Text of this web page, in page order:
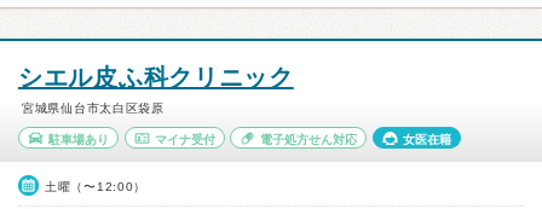
シエル皮ふ科クリニック
宮城県仙台市太白区袋原
駐車場あり マイナ受付 電子処方せん対応 女医在籍
土曜（〜12:00）